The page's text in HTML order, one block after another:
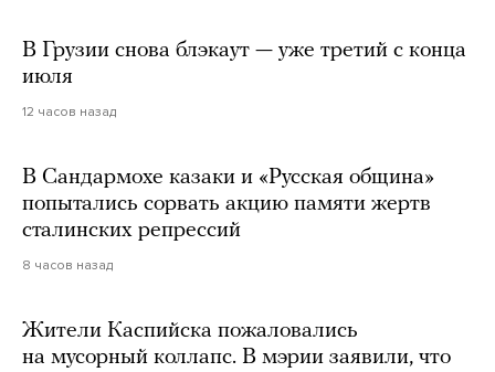
В Грузии снова блэкаут — уже третий с конца
июля
12 часов назад
В Сандармохе казаки и «Русская община»
попытались сорвать акцию памяти жертв
сталинских репрессий
8 часов назад
Жители Каспийска пожаловались
на мусорный коллапс. В мэрии заявили, что